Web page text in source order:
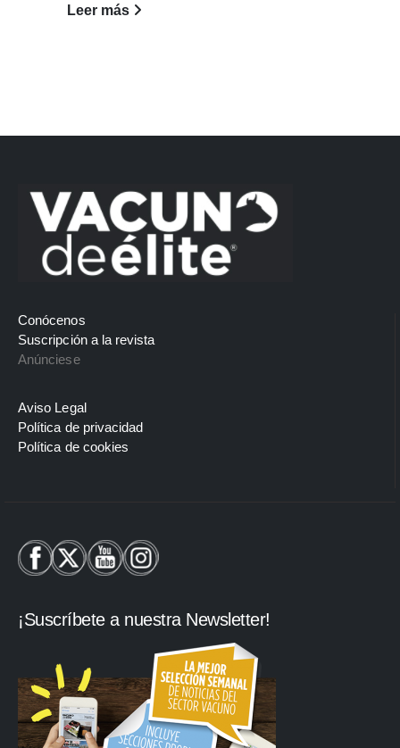
Leer más
Conócenos
Suscripción a la revista
Anúnciese
Aviso Legal
Política de privacidad
Política de cookies
¡Suscríbete a nuestra Newsletter!